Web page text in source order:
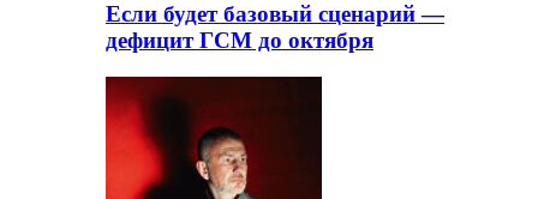
Если будет базовый сценарий —
дефицит ГСМ до октября